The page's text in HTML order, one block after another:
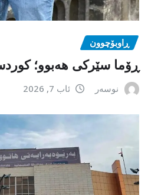
ڕاوبۆچوون
ڕۆما سێرکی هەبوو؛
نوسەر ئاب 7, 2026